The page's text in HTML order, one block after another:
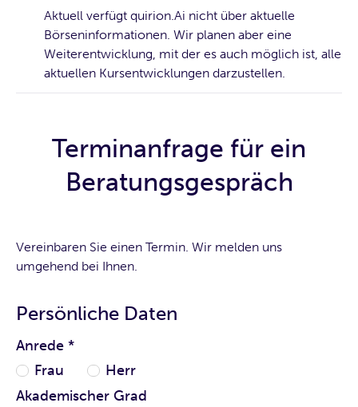
Aktuell verfügt quirion.Ai nicht über aktuelle
Börseninformationen. Wir planen aber eine
Weiterentwicklung, mit der es auch möglich ist, alle
aktuellen Kursentwicklungen darzustellen.
Terminanfrage für ein
Beratungsgespräch
Vereinbaren Sie einen Termin. Wir melden uns
umgehend bei Ihnen.
Persönliche Daten
Anrede *
Frau
Herr
Akademischer Grad